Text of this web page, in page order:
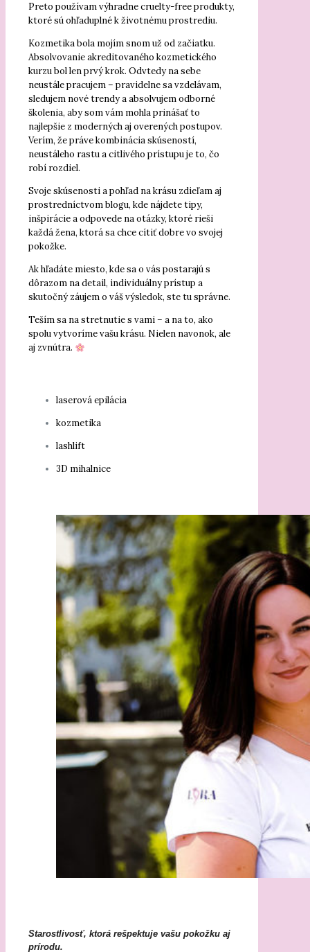
Preto používam výhradne cruelty-free produkty,
ktoré sú ohľaduplné k životnému prostrediu.
Kozmetika bola mojím snom už od začiatku.
Absolvovanie akreditovaného kozmetického
kurzu bol len prvý krok. Odvtedy na sebe
neustále pracujem – pravidelne sa vzdelávam,
sledujem nové trendy a absolvujem odborné
školenia, aby som vám mohla prinášať to
najlepšie z moderných aj overených postupov.
Verím, že práve kombinácia skúseností,
neustáleho rastu a citlivého prístupu je to, čo
robí rozdiel.
Svoje skúsenosti a pohľad na krásu zdieľam aj
prostredníctvom blogu, kde nájdete tipy,
inšpirácie a odpovede na otázky, ktoré rieši
každá žena, ktorá sa chce cítiť dobre vo svojej
pokožke.
Ak hľadáte miesto, kde sa o vás postarajú s
dôrazom na detail, individuálny prístup a
skutočný záujem o váš výsledok, ste tu správne.
Teším sa na stretnutie s vami – a na to, ako
spolu vytvoríme vašu krásu. Nielen navonok, ale
aj zvnútra.
laserová epilácia
kozmetika
lashlift
3D mihalnice
Starostlivosť, ktorá rešpektuje vašu pokožku aj
prírodu.